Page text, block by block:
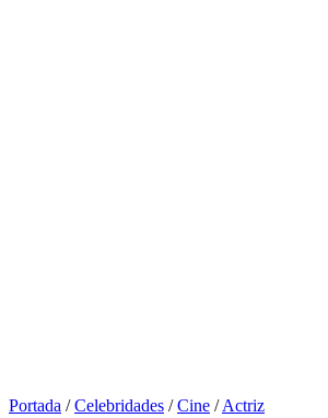
Portada /Celebridades /Cine /Actriz